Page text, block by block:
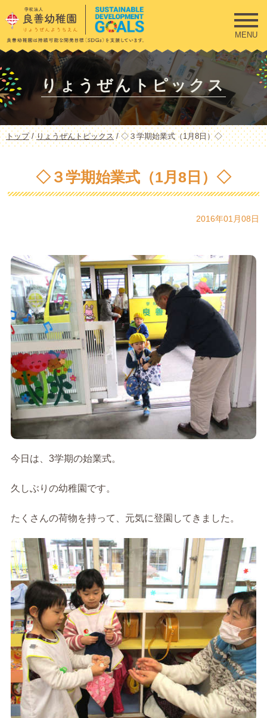
このページの本文へ
MENU
りょうぜんトピックス
現
在
トップ/りょうぜんトピックス /◇３学期始業式（1月8日）◇
◇３学期始業式（1月8日）◇
2016年01月08日
今日は、3学期の始業式。
久しぶりの幼稚園です。
たくさんの荷物を持って、元気に登園してきました。